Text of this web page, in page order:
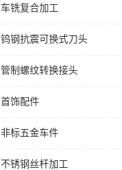
车铣复合加工
钨钢抗震可换式刀头
管制螺纹转换接头
首饰配件
非标五金车件
不锈钢丝杆加工